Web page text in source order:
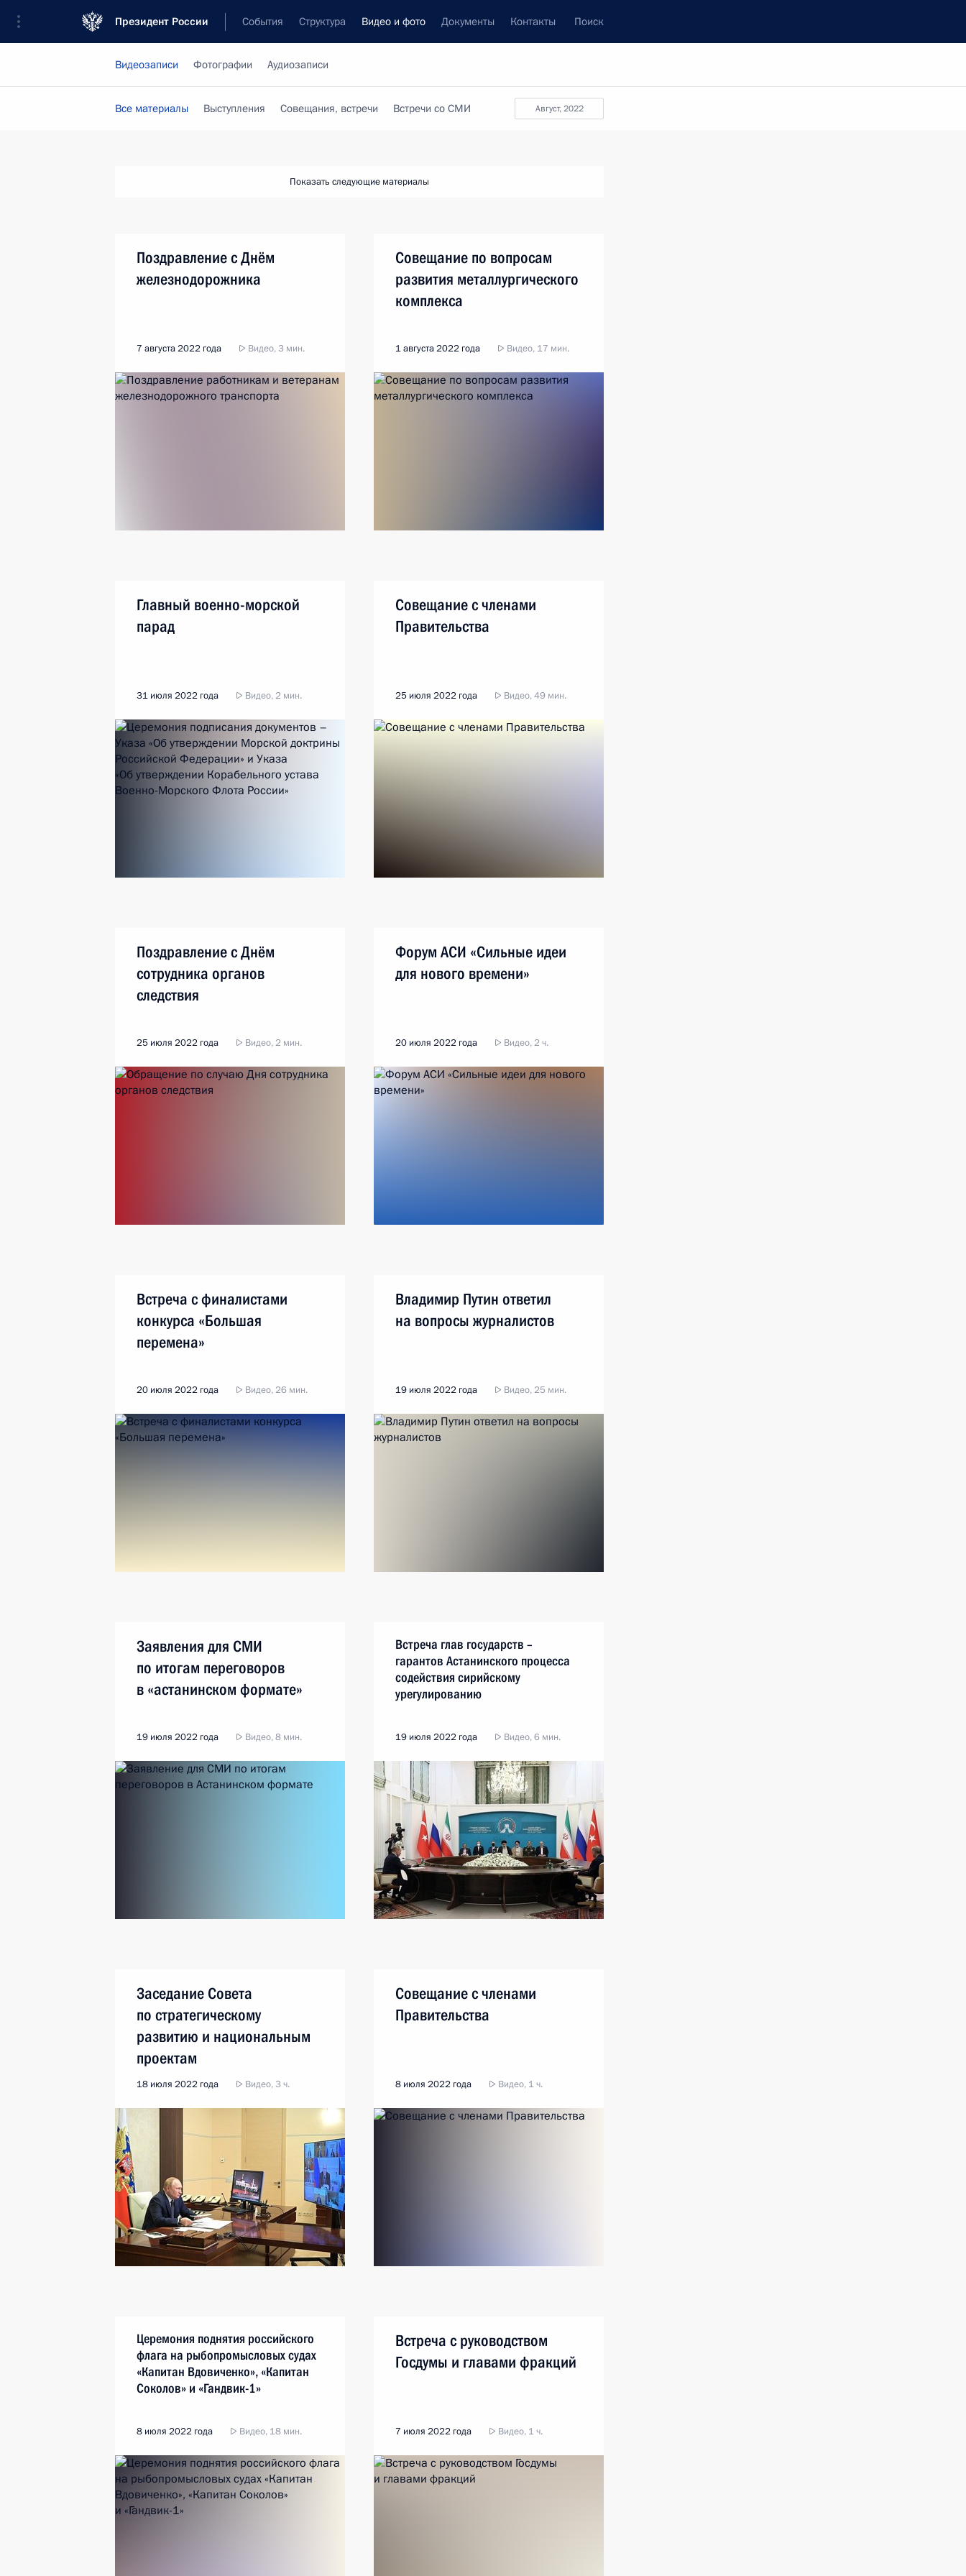
Президент России События Структура Видео и фото Документы Контакты Поиск
Видеозаписи Фотографии Аудиозаписи
август, 2022
Все материалы Выступления Совещания, встречи Встречи со СМИ
Показать следующие материалы
Поздравление с Днём
железнодорожника
7 августа 2022 года Видео, 3 мин.
Совещание по вопросам
развития металлургического
комплекса
1 августа 2022 года Видео, 17 мин.
Главный военно-морской
парад
31 июля 2022 года Видео, 2 мин.
Совещание с членами
Правительства
25 июля 2022 года Видео, 49 мин.
Поздравление с Днём
сотрудника органов
следствия
25 июля 2022 года Видео, 2 мин.
Форум АСИ «Сильные идеи
для нового времени»
20 июля 2022 года Видео, 2 ч.
Встреча с финалистами
конкурса «Большая
перемена»
20 июля 2022 года Видео, 26 мин.
Владимир Путин ответил
на вопросы журналистов
19 июля 2022 года Видео, 25 мин.
Заявления для СМИ
по итогам переговоров
в «астанинском формате»
19 июля 2022 года Видео, 8 мин.
Встреча глав государств –
гарантов Астанинского процесса
содействия сирийскому
урегулированию
19 июля 2022 года Видео, 6 мин.
Заседание Совета
по стратегическому
развитию и национальным
проектам
18 июля 2022 года Видео, 3 ч.
Совещание с членами
Правительства
8 июля 2022 года Видео, 1 ч.
Церемония поднятия российского
флага на рыбопромысловых судах
«Капитан Вдовиченко», «Капитан
Соколов» и «Гандвик-1»
8 июля 2022 года Видео, 18 мин.
Встреча с руководством
Госдумы и главами фракций
7 июля 2022 года Видео, 1 ч.